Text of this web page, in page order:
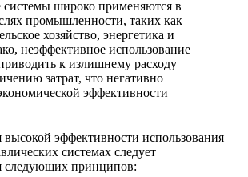
системы широко применяются в
промышленности, таких как
хозяйство, энергетика и
неэффективное использование
к излишнему расходу
затрат, что негативно
эффективности
эффективности использования
системах следует
следующих принципов: